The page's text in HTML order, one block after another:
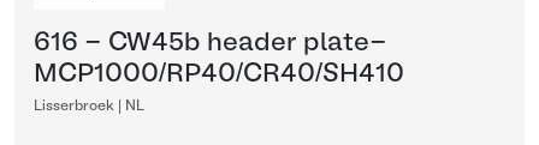
616 - CW45b header plate-
MCP1000/RP40/CR40/SH410
Lisserbroek | NL